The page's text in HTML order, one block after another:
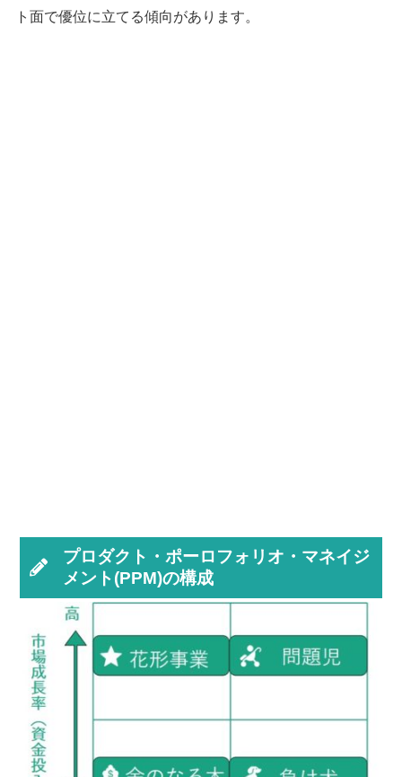
ト面で優位に立てる傾向があります。
プロダクト・ポーロフォリオ・マネイジ
メント(PPM)の構成